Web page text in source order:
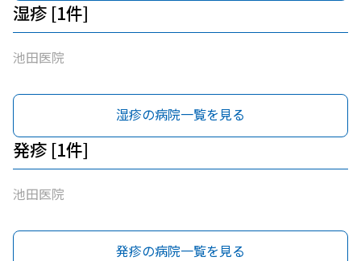
湿疹 [1件]
池田医院
湿疹の病院一覧を見る
発疹 [1件]
池田医院
発疹の病院一覧を見る